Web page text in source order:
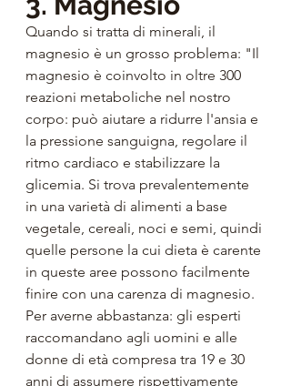
Quando si tratta di minerali, il
magnesio è un grosso problema: "Il
magnesio è coinvolto in oltre 300
reazioni metaboliche nel nostro
corpo: può aiutare a ridurre l'ansia e
la pressione sanguigna, regolare il
ritmo cardiaco e stabilizzare la
glicemia. Si trova prevalentemente
in una varietà di alimenti a base
vegetale, cereali, noci e semi, quindi
quelle persone la cui dieta è carente
in queste aree possono facilmente
finire con una carenza di magnesio.
Per averne abbastanza: gli esperti
raccomandano agli uomini e alle
donne di età compresa tra 19 e 30
anni di assumere rispettivamente